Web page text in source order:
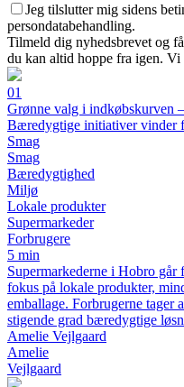
Jeg tilslutter mig sidens
persondatabehandling.
Tilmeld dig nyhedsbrevet og
du kan altid hoppe fra igen. Vi
01
Grønne valg i indkøbskurven
Bæredygtige initiativer vinder
Smag
Smag
Bæredygtighed
Miljø
Lokale produkter
Supermarkeder
Forbrugere
5 min
Supermarkederne i Hobro
fokus på lokale produkter,
emballage. Forbrugerne
stigende grad bæredygtige
Amelie Vejlgaard
Amelie
Vejlgaard